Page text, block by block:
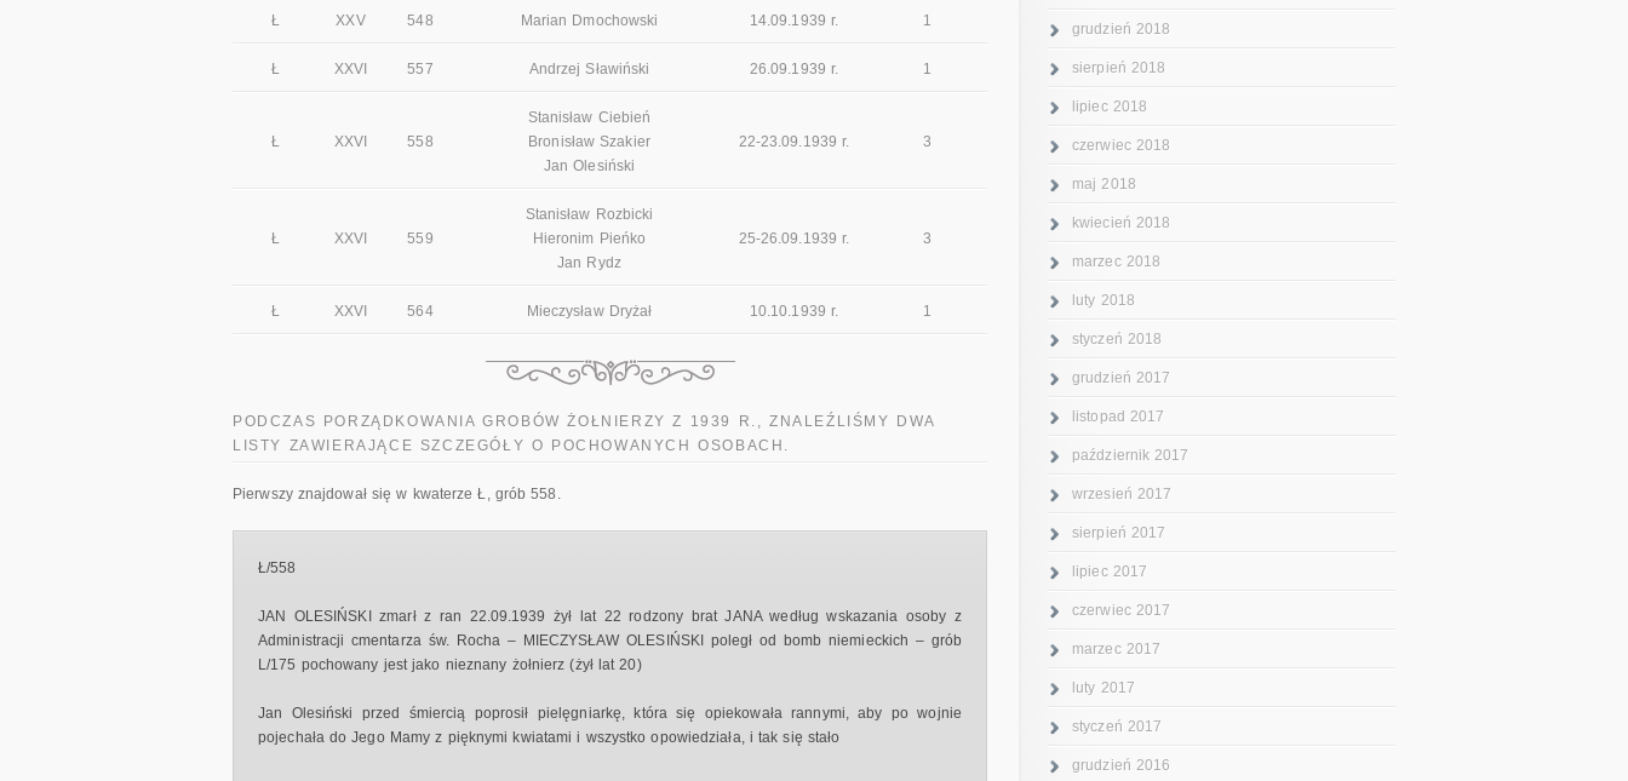
Ł XXV 548 Marian Dmochowski 14.09.1939 r. 1
Ł XXVI 557 Andrzej Sławiński 26.09.1939 r. 1
Ł XXVI 558
Stanisław Ciebień
Bronisław Szakier
Jan Olesiński
22-23.09.1939 r. 3
Ł XXVI 559
Stanisław Rozbicki
Hieronim Pieńko
Jan Rydz
25-26.09.1939 r. 3
Ł XXVI 564 Mieczysław Dryżał 10.10.1939 r. 1
PODCZAS PORZĄDKOWANIA GROBÓW ŻOŁNIERZY Z 1939 R., ZNALEŹLIŚMY DWA
LISTY ZAWIERAJĄCE SZCZEGÓŁY O POCHOWANYCH OSOBACH.
Pierwszy znajdował się w kwaterze Ł, grób 558.
Ł/558
JAN OLESIŃSKI zmarł z ran 22.09.1939 żył lat 22 rodzony brat JANA według wskazania osoby z
Administracji cmentarza św. Rocha – MIECZYSŁAW OLESIŃSKI poległ od bomb niemieckich – grób
L/175 pochowany jest jako nieznany żołnierz (żył lat 20)
Jan Olesiński przed śmiercią poprosił pielęgniarkę, która się opiekowała rannymi, aby po wojnie
pojechała do Jego Mamy z pięknymi kwiatami i wszystko opowiedziała, i tak się stało
grudzień 2018
sierpień 2018
lipiec 2018
czerwiec 2018
maj 2018
kwiecień 2018
marzec 2018
luty 2018
styczeń 2018
grudzień 2017
listopad 2017
październik 2017
wrzesień 2017
sierpień 2017
lipiec 2017
czerwiec 2017
marzec 2017
luty 2017
styczeń 2017
grudzień 2016